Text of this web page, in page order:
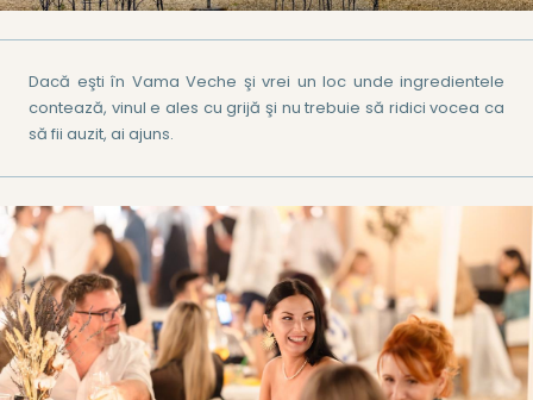
Dacă eşti în Vama Veche şi vrei un loc unde ingredientele
contează, vinul e ales cu grijă şi nu trebuie să ridici vocea ca
să fii auzit, ai ajuns.